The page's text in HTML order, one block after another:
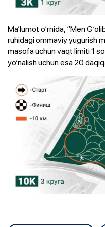
Ma’lumot o‘rnida, “Men
ruhidagi ommaviy yugurish
masofa uchun vaqt limiti 1
yo‘nalish uchun esa 20